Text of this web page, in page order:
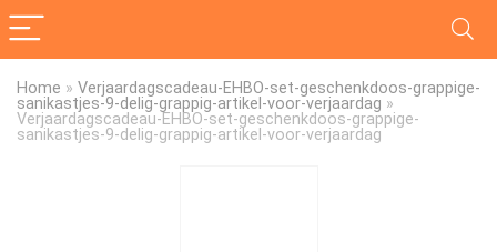
Home » Verjaardagscadeau-EHBO-set-geschenkdoos-grappige-
sanikastjes-9-delig-grappig-artikel-voor-verjaardag »
Verjaardagscadeau-EHBO-set-geschenkdoos-grappige-
sanikastjes-9-delig-grappig-artikel-voor-verjaardag